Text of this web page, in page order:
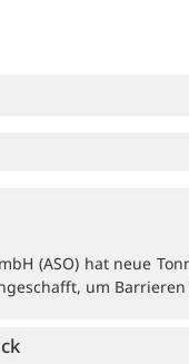
(ASO) hat neue
um